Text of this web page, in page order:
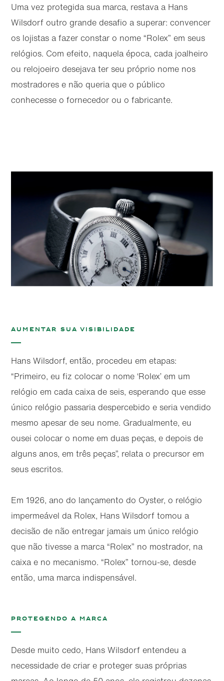
Uma vez protegida sua marca, restava a Hans
Wilsdorf outro grande desafio a superar: convencer
os lojistas a fazer constar o nome “Rolex” em seus
relógios. Com efeito, naquela época, cada joalheiro
ou relojoeiro desejava ter seu próprio nome nos
mostradores e não queria que o público
conhecesse o fornecedor ou o fabricante.
Aumentar sua visibilidade
Hans Wilsdorf, então, procedeu em etapas:
“Primeiro, eu fiz colocar o nome ‘Rolex’ em um
relógio em cada caixa de seis, esperando que esse
único relógio passaria despercebido e seria vendido
mesmo apesar de seu nome. Gradualmente, eu
ousei colocar o nome em duas peças, e depois de
alguns anos, em três peças”, relata o precursor em
seus escritos.
Em 1926, ano do lançamento do Oyster, o relógio
impermeável da Rolex, Hans Wilsdorf tomou a
decisão de não entregar jamais um único relógio
que não tivesse a marca “Rolex” no mostrador, na
caixa e no mecanismo. “Rolex” tornou-se, desde
então, uma marca indispensável.
Protegendo a marca
Desde muito cedo, Hans Wilsdorf entendeu a
necessidade de criar e proteger suas próprias